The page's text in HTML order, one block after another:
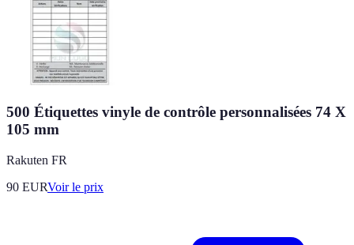
500 Étiquettes vinyle de contrôle personnalisées 74 X
105 mm
Rakuten FR
90 EURVoir le prix